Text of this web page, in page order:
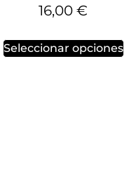
16,00 €
Seleccionar opciones